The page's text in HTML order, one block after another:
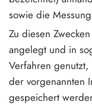
sowie die
Zu diesen
angelegt und in
Verfahren
der vorgenannten
gespeichert